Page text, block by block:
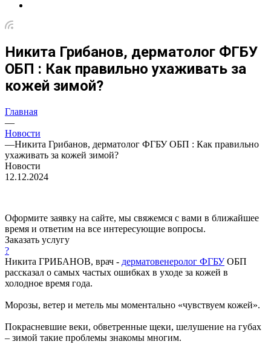
Никита Грибанов, дерматолог ФГБУ
ОБП : Как правильно ухаживать за
кожей зимой?
Главная
—
Новости
—Никита Грибанов, дерматолог ФГБУ ОБП : Как правильно
ухаживать за кожей зимой?
Новости
12.12.2024
Оформите заявку на сайте, мы свяжемся с вами в ближайшее
время и ответим на все интересующие вопросы.
Заказать услугу
?
Никита ГРИБАНОВ, врач - дерматовенеролог ФГБУОБП
рассказал о самых частых ошибках в уходе за кожей в
холодное время года.
Морозы, ветер и метель мы моментально «чувствуем кожей».
Покрасневшие веки, обветренные щеки, шелушение на губах
– зимой такие проблемы знакомы многим.